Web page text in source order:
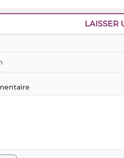
LAISSER